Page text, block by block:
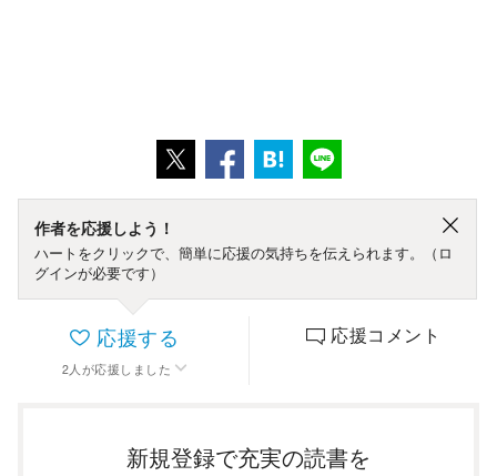
作者を応援しよう！
ハートをクリックで、簡単に応援の気持ちを伝えられます。（ロ
グインが必要です）
応援する
2 人 が応援しました
応援コメント
新規登録で充実の読書を